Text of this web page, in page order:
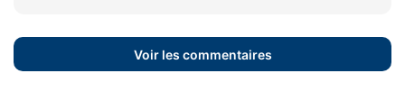
Voir les commentaires